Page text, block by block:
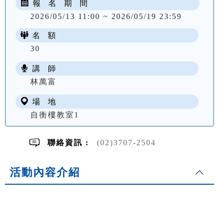
報 名 期 間
2026/05/13 11:00 ~ 2026/05/19 23:59
名 額
30
講 師
林萬富
場 地
自衡樓教室1
聯絡資訊 : (02)3707-2504
活動內容介紹